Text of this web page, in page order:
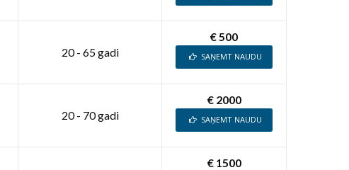
20 - 65 gadi
€ 500
SAŅEMT NAUDU
20 - 70 gadi
€ 2000
SAŅEMT NAUDU
€ 1500